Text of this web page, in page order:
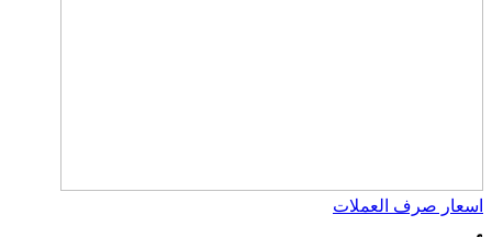
اسعار صرف العملات